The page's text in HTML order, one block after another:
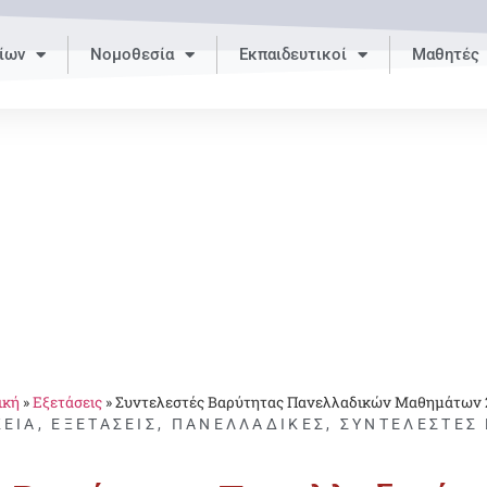
Νομοθεσία Εκπαιδευτικοί Μαθητές
»Εξετάσεις»Συντελεστές Βαρύτητας Πανελλαδικών Μαθημάτων
, ΕΞΕΤΆΣΕΙΣ , ΠΑΝΕΛΛΑΔΙΚΈΣ , ΣΥΝΤΕΛΕΣΤΈΣ